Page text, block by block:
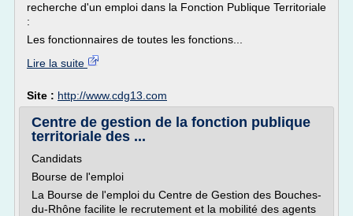
recherche d'un emploi dans la Fonction Publique Territoriale
:
Les fonctionnaires de toutes les fonctions...
Lire la suite
Site : http://www.cdg13.com
Centre de gestion de la fonction publique
territoriale des ...
Candidats
Bourse de l'emploi
La Bourse de l'emploi du Centre de Gestion des Bouches-
du-Rhône facilite le recrutement et la mobilité des agents